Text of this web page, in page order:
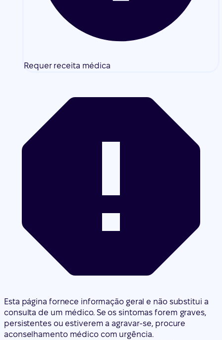
Requer receita médica
Esta página fornece informação geral e não substitui a
consulta de um médico. Se os sintomas forem graves,
persistentes ou estiverem a agravar-se, procure
aconselhamento médico com urgência.